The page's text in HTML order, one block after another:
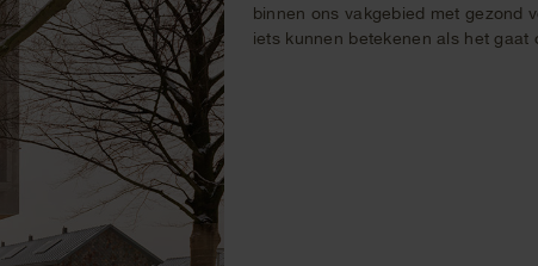
binnen ons vakgebied met gezond
iets kunnen betekenen als het gaat